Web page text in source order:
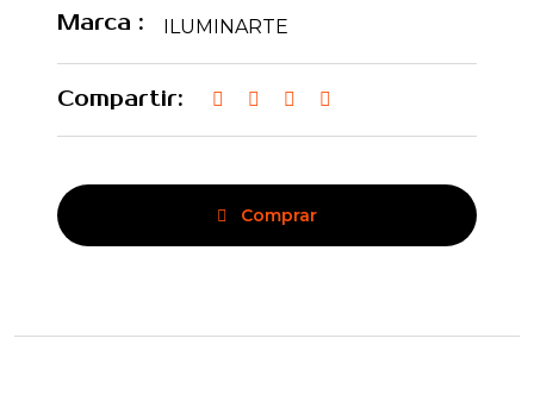
Marca : ILUMINARTE
Compartir:
Comprar